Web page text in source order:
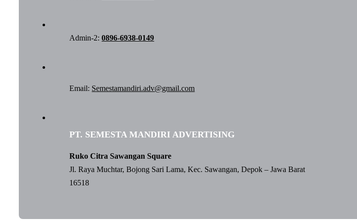
Admin-2:0896-6938-0149
Email: Semestamandiri.adv@gmail.com
PT. SEMESTA MANDIRI ADVERTISING
Ruko Citra Sawangan Square
Jl. Raya Muchtar, Bojong Sari Lama, Kec. Sawangan, Depok – Jawa Barat
16518